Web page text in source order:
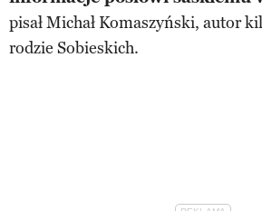
pisał Michał Komaszyński, autor
rodzie Sobieskich.